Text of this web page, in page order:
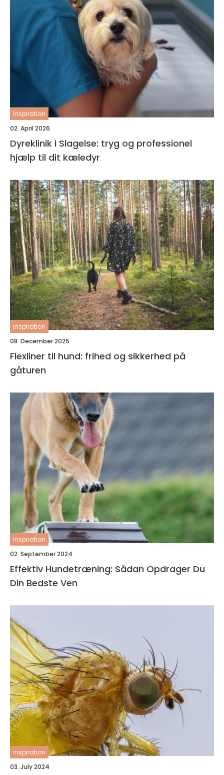
inspiration
02. April 2026
Dyreklinik i Slagelse: tryg og professionel
hjælp til dit kæledyr
inspiration
08. December 2025
Flexliner til hund: frihed og sikkerhed på
gåturen
inspiration
02. September 2024
Effektiv Hundetræning: Sådan Opdrager Du
Din Bedste Ven
inspiration
03. July 2024